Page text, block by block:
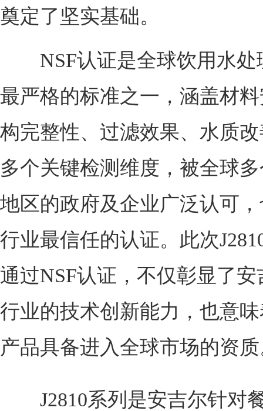
奠定了坚实基础。
NSF认证是全球饮用水处
最严格的标准之一，涵盖材
构完整性、过滤效果、水质
多个关键检测维度，被全球
地区的政府及企业广泛认可
行业最信任的认证。此次
通过NSF认证，不仅彰显了
行业的技术创新能力，也意
产品具备进入全球市场的资
J2810系列是安吉尔针对